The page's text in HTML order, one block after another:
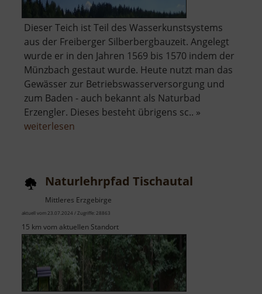
Dieser Teich ist Teil des Wasserkunstsystems
aus der Freiberger Silberbergbauzeit. Angelegt
wurde er in den Jahren 1569 bis 1570 indem der
Münzbach gestaut wurde. Heute nutzt man das
Gewässer zur Betriebswasserversorgung und
zum Baden - auch bekannt als Naturbad
Erzengler. Dieses besteht übrigens sc.. »
weiterlesen
Naturlehrpfad Tischautal
Mittleres Erzgebirge
aktuell vom 23.07.2024 / Zugriffe: 28863
15 km vom aktuellen Standort